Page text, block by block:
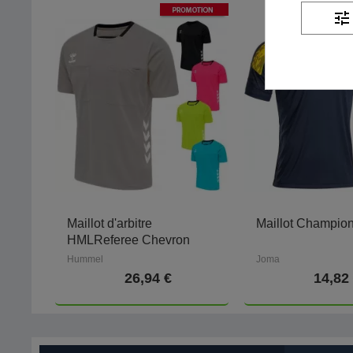
PROMOTION
-40%
Maillot d'arbitre
HMLReferee Chevron
Hummel
26,94 €
Maillot
Joma
14,82
tune